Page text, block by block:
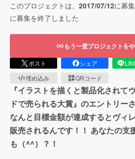
このプロジェクトは、 2017/07/12に募
に募集を終了しました
もう一度プロジェクトを
ポスト シェア
埋め込み
QRコード
『イラストを描くと製品化されて
ドで売られる大賞』のエントリー
なんと目標金額が達成するとヴィ
販売されるんです！！ あなたの支
も（^^）？！